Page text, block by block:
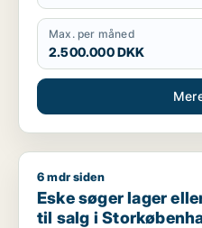
Max. per måned
2.500.000 DKK
Eske søger lager eller
6 mdr siden
Eske søger lager
til salg i